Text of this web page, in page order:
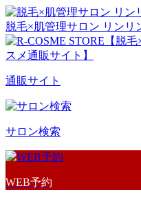
脱毛×肌管理サロン リンリ
通販サイト
サロン検索
WEB予約